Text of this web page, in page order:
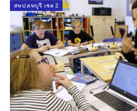
สพป.ลพบุรี เขต 2